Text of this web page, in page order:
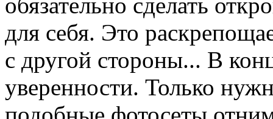
обязательно сделать
для себя. Это
с другой стороны... В
уверенности. Только